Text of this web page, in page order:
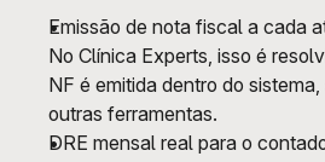
Emissão de nota fiscal a cada
No Clínica Experts, isso é
NF é emitida dentro do
outras ferramentas.
DRE mensal real para o